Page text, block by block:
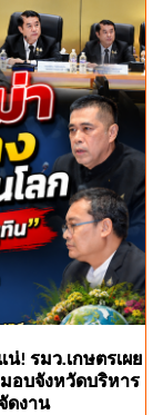
! รมว.เกษตรเผย
อบจังหวัดบริหาร
ดงาน